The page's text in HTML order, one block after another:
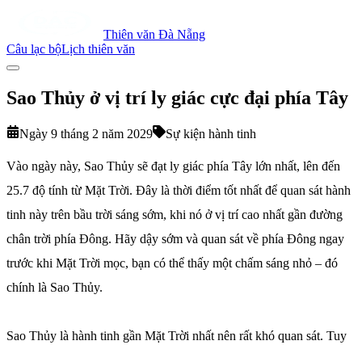
Thiên văn Đà Nẵng
Câu lạc bộLịch thiên văn
Sao Thủy ở vị trí ly giác cực đại phía Tây
Ngày 9 tháng 2 năm 2029 Sự kiện hành tinh
Vào ngày này, Sao Thủy sẽ đạt ly giác phía Tây lớn nhất, lên đến
25.7 độ tính từ Mặt Trời. Đây là thời điểm tốt nhất để quan sát hành
tinh này trên bầu trời sáng sớm, khi nó ở vị trí cao nhất gần đường
chân trời phía Đông. Hãy dậy sớm và quan sát về phía Đông ngay
trước khi Mặt Trời mọc, bạn có thể thấy một chấm sáng nhỏ – đó
chính là Sao Thủy.
Sao Thủy là hành tinh gần Mặt Trời nhất nên rất khó quan sát. Tuy